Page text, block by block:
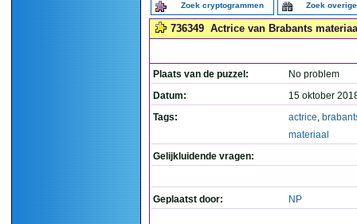
Zoek cryptogrammen Zoek
736349 Actrice van Brabants
Plaats van de puzzel:
No problem
Datum:
15 oktober
Tags:
actrice,
materiaal
Gelijkluidende vragen:
Geplaatst door: NP